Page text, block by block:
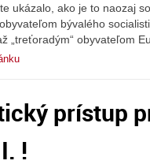
ukázalo, ako je to naozaj
obyvateľom bývalého
„treťoradým“ obyvateľom
prístup
!